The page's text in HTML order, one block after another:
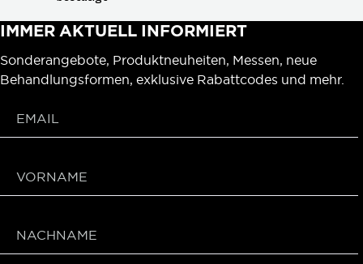
IMMER AKTUELL INFORMIERT
Sonderangebote, Produktneuheiten, Messen, neue
Behandlungsformen, exklusive Rabattcodes und mehr.